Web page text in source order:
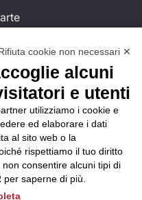
è
.
cookie non necessari ✕
alcuni
e utenti
utilizziamo i cookie e
ed elaborare i dati
al sito web o la
rispettiamo il tuo diritto
consentire alcuni tipi di
saperne di più.